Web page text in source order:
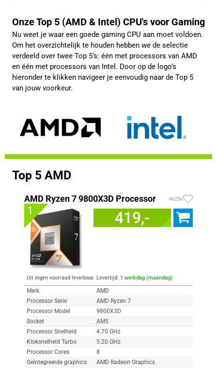
Onze Top 5 (AMD & Intel) CPU's voor Gaming
Nu weet je waar een goede gaming CPU aan moet voldoen.
Om het overzichtelijk te houden hebben we de selectie
verdeeld over twee Top 5’s: één met processors van AMD
en één met processors van Intel. Door op de logo’s
hieronder te klikken navigeer je eenvoudig naar de Top 5
van jouw voorkeur.
Top 5 AMD
AMD Ryzen 7 9800X3D Processor 4623x
1 419,-
Uit eigen voorraad leverbaar. Levertijd: 1 werkdag (maandag)
Merk
AMD
Processor Serie
AMD Ryzen 7
Processor Model
9800X3D
Socket
AM5
Processor Snelheid
4.70 GHz
Kloksnelheid Turbo
5.20 GHz
Processor Cores
8
Geïntegreerde graphics
AMD Radeon Graphics